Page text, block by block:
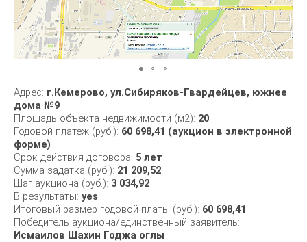
Адрес: г.Кемерово, ул.Сибиряков-Гвардейцев, южнее
дома №9
Площадь объекта недвижимости (м2): 20
Годовой платеж (руб.): 60 698,41 (аукцион в электронной
форме)
Срок действия договора: 5 лет
Сумма задатка (руб.): 21 209,52
Шаг аукциона (руб.): 3 034,92
В результаты: yes
Итоговый размер годовой платы (руб.): 60 698,41
Победитель аукциона/единственный заявитель:
Исмаилов Шахин Годжа оглы